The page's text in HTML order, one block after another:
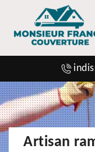
Artisan